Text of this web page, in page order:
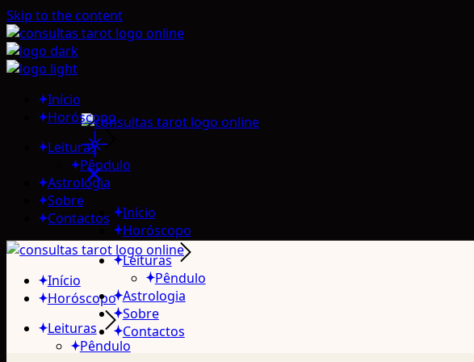
Skip to the content
Início
Horóscopo
Leituras
Pêndulo
Astrologia
Sobre
Contactos
Início
Horóscopo
Leituras
Pêndulo
Início
Horóscopo
Leituras
Pêndulo
Astrologia
Sobre
Contactos